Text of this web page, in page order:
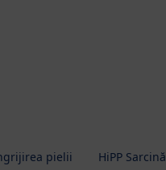
pielii HiPP Sarcină